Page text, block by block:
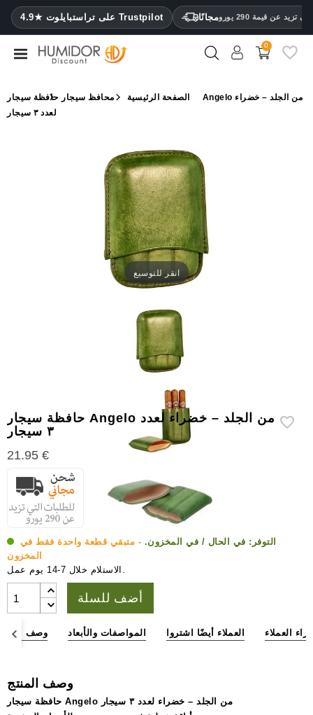
4.9★ على تراستبايلوت Trustpilot مجانًا عن قيمة 290 يورو CATEGORY
مرطب
خزائن
ترطيب
0
الصفحة الرئيسية محافظ سيجار حافظة سيجار Angelo من الجلد – خضراء
لعدد ٣ سيجار
انقر للتوسيع
حافظة سيجار Angelo من الجلد – خضراء لعدد
٣ سيجار
21.95 €
التوفر: في الحال / في المخزون. - متبقي قطعة واحدة فقط في
المخزون
الاستلام خلال 7-14 يوم عمل.
أضف للسلة
وصف المواصفات والأبعاد العملاء أيضًا اشتروا آراء العملاء
وصف المنتج
حافظة سيجار Angelo من الجلد – خضراء لعدد ٣ سيجار